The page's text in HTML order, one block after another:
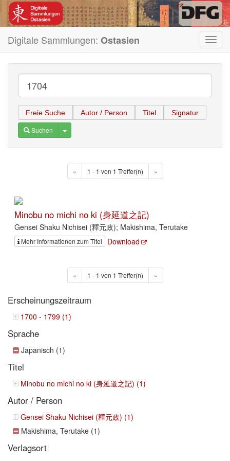
Digitale Sammlungen: Ostasien
Freie Suche Autor / Person Titel Signatur
Suchen Toggle Dropdown
« 1 - 1 von 1 Treffer(n) »
Minobu no michi no ki (身延道之記)
Gensei Shaku Nichisei (釋元政); Makishima, Terutake
Mehr Informationen zum Titel Download
« 1 - 1 von 1 Treffer(n) »
Erscheinungszeitraum
1700 - 1799 (1)
Sprache
Japanisch (1)
Titel
Minobu no michi no ki (身延道之記) (1)
Autor / Person
Gensei Shaku Nichisei (釋元政) (1)
Makishima, Terutake (1)
Verlagsort